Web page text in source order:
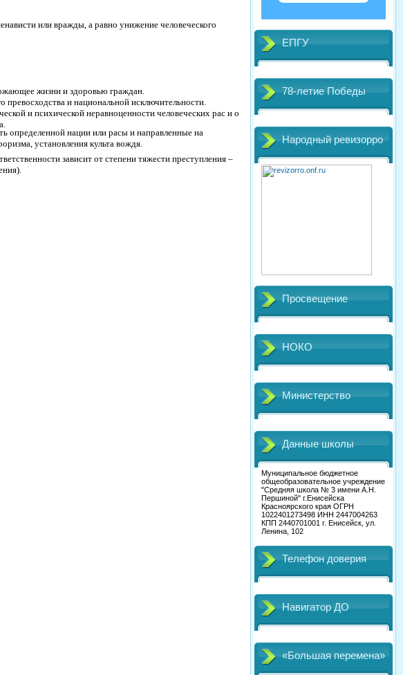
или вражды, а равно унижение человеческого
жизни и здоровью граждан.
и национальной исключительности.
и психической неравноценности человеческих рас и о
определенной нации или расы и направленные на
установления культа вождя.
зависит от степени тяжести преступления –
ЕПГУ
78-летие Победы
Народный ревизорро
Просвещение
НОКО
Министерство
Данные школы
Муниципальное бюджетное
общеобразовательное учреждение
"Средняя школа № 3 имени А.Н.
Першиной" г.Енисейска
Красноярского края ОГРН
1022401273498 ИНН 2447004263
КПП 2440701001 г. Енисейск, ул.
Ленина, 102
Телефон доверия
Навигатор ДО
«Большая перемена»